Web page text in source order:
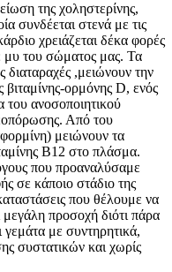
της χοληστερίνης,
συνδέεται στενά με τις
χρειάζεται δέκα φορές
μυ του σώματος μας. Τα
διαταραχές ,μειώνουν την
ορμόνης D, ενός
του ανοσοποιητικού
Από του
μειώνουν τα
Β12 στο πλάσμα.
που προαναλύσαμε
σε κάποιο στάδιο της
που θέλουμε να
προσοχή διότι πάρα
με συντηρητικά,
συστατικών και χωρίς